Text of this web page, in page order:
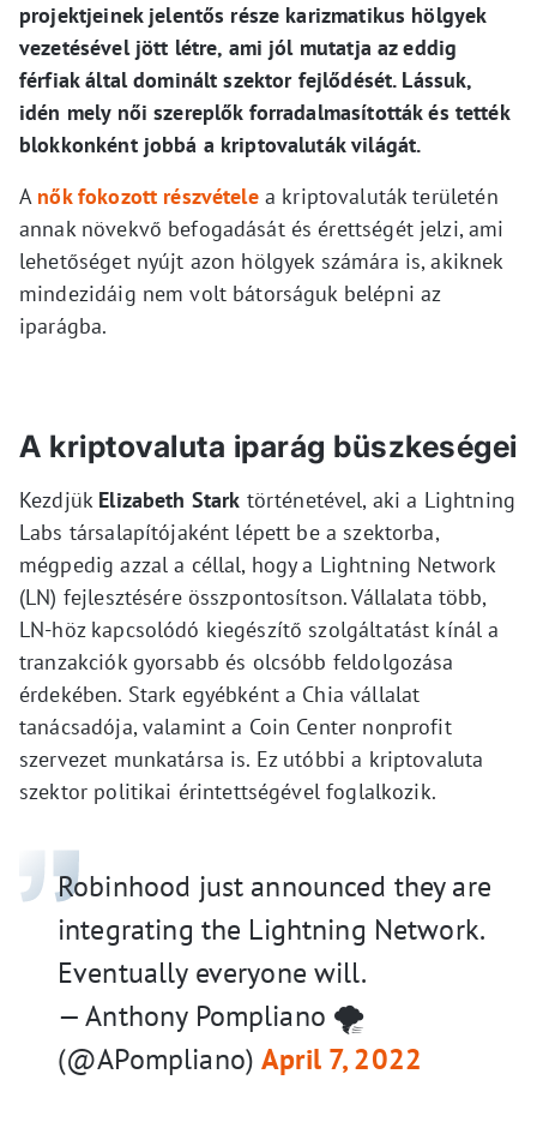
projektjeinek jelentős része karizmatikus hölgyek
vezetésével jött létre, ami jól mutatja az eddig
férfiak által dominált szektor fejlődését. Lássuk,
idén mely női szereplők forradalmasították és tették
blokkonként jobbá a kriptovaluták világát.
A nők fokozott részvételea kriptovaluták területén
annak növekvő befogadását és érettségét jelzi, ami
lehetőséget nyújt azon hölgyek számára is, akiknek
mindezidáig nem volt bátorságuk belépni az
iparágba.
A kriptovaluta iparág büszkeségei
Kezdjük Elizabeth Stark történetével, aki a Lightning
Labs társalapítójaként lépett be a szektorba,
mégpedig azzal a céllal, hogy a Lightning Network
(LN) fejlesztésére összpontosítson. Vállalata több,
LN-höz kapcsolódó kiegészítő szolgáltatást kínál a
tranzakciók gyorsabb és olcsóbb feldolgozása
érdekében. Stark egyébként a Chia vállalat
tanácsadója, valamint a Coin Center nonprofit
szervezet munkatársa is. Ez utóbbi a kriptovaluta
szektor politikai érintettségével foglalkozik.
Robinhood just announced they are
integrating the Lightning Network.
Eventually everyone will.
— Anthony Pompliano 🌪
(@APompliano)April 7, 2022